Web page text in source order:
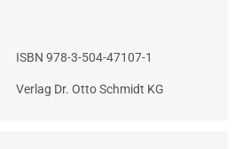
ISBN 978-3-504-47107-1
Verlag Dr. Otto Schmidt KG